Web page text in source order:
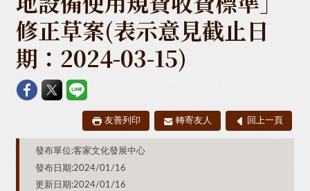
修正草案(表示意見截止日
期：2024-03-15)
友善列印 轉寄友人 回上一頁
發布單位:客家文化發展中心
發布日期:2024/01/16
更新日期:2024/01/16